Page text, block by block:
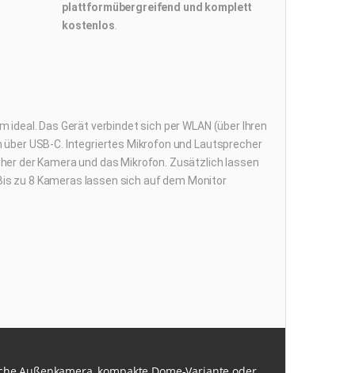
plattformübergreifend und komplett
kostenlos
Das Gerät verbindet sich per WLAN (über Ihren
USB-C. Integriertes Mikrofon und Lautsprecher
der Kamera und das Mikrofon. Zusätzlich lassen
zu 8 Kameras lassen sich auf dem Monitor